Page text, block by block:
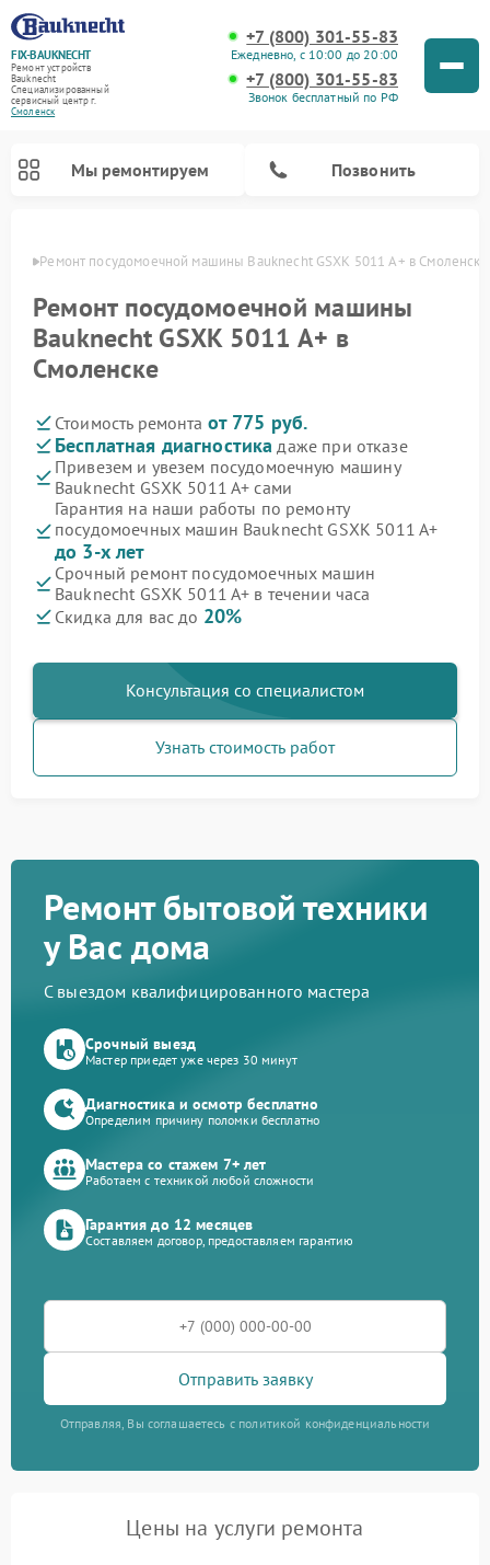
FIX-BAUKNECHT
Ремонт устройств
Bauknecht
Специализированный
cервисный центр г.
Смоленск
+7 (800) 301-55-83
Ежедневно, с 10:00 до 20:00
+7 (800) 301-55-83
Звонок бесплатный по РФ
Мы ремонтируем Позвонить
Ремонт посудомоечной машины Bauknecht GSXK 5011 A+ в Смоленске
Ремонт посудомоечной машины
Bauknecht GSXK 5011 A+ в
Смоленске
Стоимость ремонта от 775 руб.
Бесплатная диагностика даже при отказе
Привезем и увезем посудомоечную машину
Bauknecht GSXK 5011 A+ сами
Гарантия на наши работы по ремонту
посудомоечных машин Bauknecht GSXK 5011 A+
до 3-х лет
Срочный ремонт посудомоечных машин
Bauknecht GSXK 5011 A+ в течении часа
Скидка для вас до 20%
Консультация со специалистом
Узнать стоимость работ
Ремонт бытовой техники
у Вас дома
С выездом квалифицированного мастера
Срочный выезд
Мастер приедет уже через 30 минут
Диагностика и осмотр бесплатно
Определим причину поломки бесплатно
Мастера со стажем 7+ лет
Работаем с техникой любой сложности
Гарантия до 12 месяцев
Составляем договор, предоставляем гарантию
Отправить заявку
Отправляя, Вы соглашаетесь с политикой конфиденциальности
Цены на услуги ремонта